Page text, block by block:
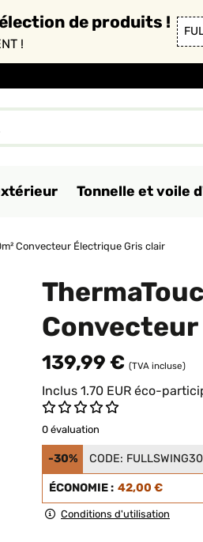
de produits !
!
Tonnelle et voile
Convecteur Électrique Gris clair
139,99 € (TVA incluse)
Inclus 1.70 EUR éco-
0 évaluation
-30% CODE: FULLSWING30
ÉCONOMIE : 42,00 €
Conditions d'utilisation